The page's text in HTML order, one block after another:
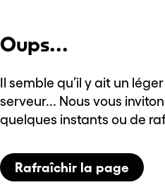
Oups...
Il semble qu’il y ait un
serveur... Nous vous
quelques instants ou de
Rafraîchir la page